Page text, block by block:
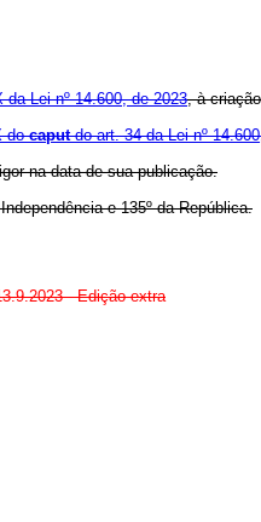
da Lei nº 14.600, de 2023, à
docaputdo art. 34 da Lei nº
na data de sua publicação.
e 135º da República.
- Edição extra